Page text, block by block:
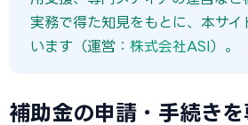
実務で得た知見をもとに、本サイ
います（運営： 株式会社ASI）。
補助金の申請・手続き